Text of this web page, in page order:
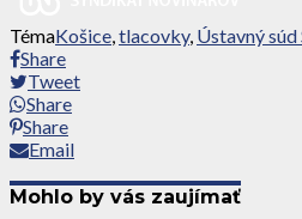
TémaKošice,tlacovky, Ústavný súd
Share
Tweet
Share
Share
Email
Mohlo by vás zaujímať